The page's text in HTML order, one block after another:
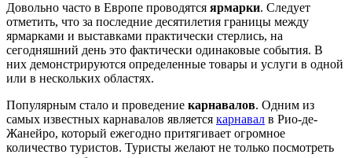
Довольно часто в Европе проводятся ярмарки. Следует
отметить, что за последние десятилетия границы между
ярмарками и выставками практически стерлись, на
сегодняшний день это фактически одинаковые события. В
них демонстрируются определенные товары и услуги в одной
или в нескольких областях.
Популярным стало и проведение карнавалов. Одним из
самых известных карнавалов является карнавал в Рио-де-
Жанейро, который ежегодно притягивает огромное
количество туристов. Туристы желают не только посмотреть